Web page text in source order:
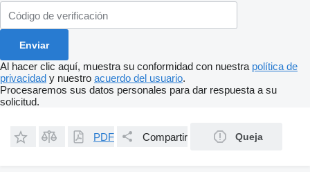
Al hacer clic aquí, muestra su conformidad con nuestra política de
privacidad y nuestro acuerdo del usuario.
Procesaremos sus datos personales para dar respuesta a su
solicitud.
PDF Compartir Queja